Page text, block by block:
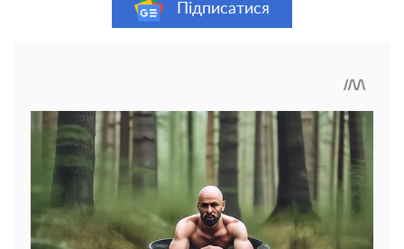
Підписатися